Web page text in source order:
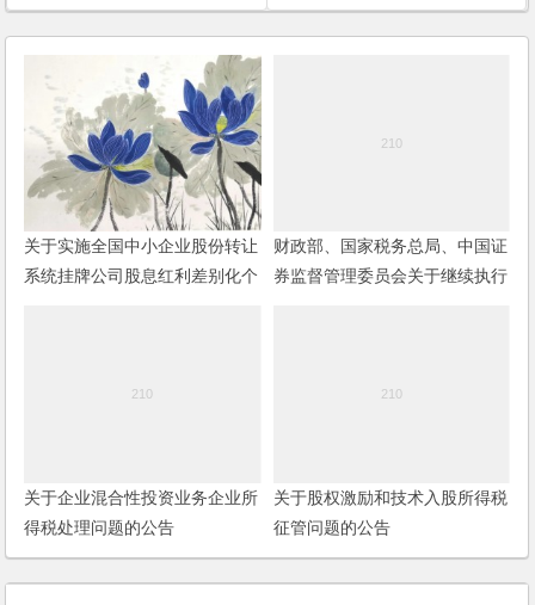
关于实施全国中小企业股份转让
系统挂牌公司股息红利差别化个
财政部、国家税务总局、中国证
券监督管理委员会关于继续执行
关于企业混合性投资业务企业所
得税处理问题的公告
关于股权激励和技术入股所得税
征管问题的公告